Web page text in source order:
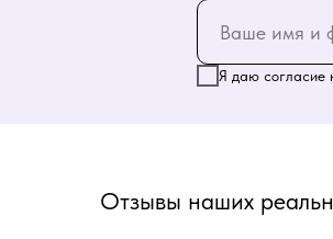
Я даю согласие
Отзывы наших